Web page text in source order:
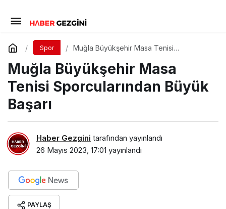
Spor
Muğla Büyükşehir Masa Tenisi
Muğla Büyükşehir Masa
Tenisi Sporcularından Büyük
Başarı
Haber Gezgini tarafından yayınlandı
26 Mayıs 2023, 17:01 yayınlandı
PAYLAŞ